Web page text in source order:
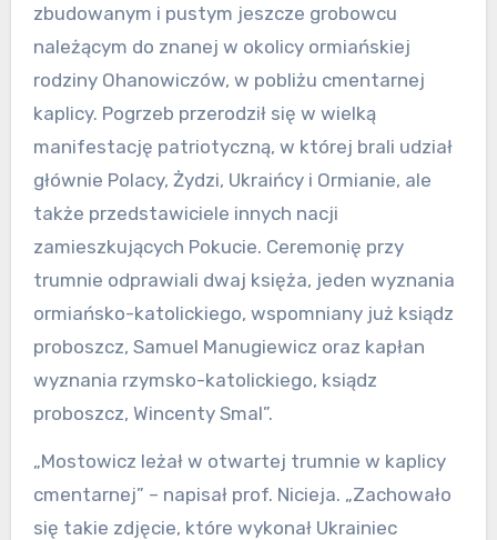
zbudowanym i pustym jeszcze grobowcu
należącym do znanej w okolicy ormiańskiej
rodziny Ohanowiczów, w pobliżu cmentarnej
kaplicy. Pogrzeb przerodził się w wielką
manifestację patriotyczną, w której brali udział
głównie Polacy, Żydzi, Ukraińcy i Ormianie, ale
także przedstawiciele innych nacji
zamieszkujących Pokucie. Ceremonię przy
trumnie odprawiali dwaj księża, jeden wyznania
ormiańsko-katolickiego, wspomniany już ksiądz
proboszcz, Samuel Manugiewicz oraz kapłan
wyznania rzymsko-katolickiego, ksiądz
proboszcz, Wincenty Smal”.
„Mostowicz leżał w otwartej trumnie w kaplicy
cmentarnej” – napisał prof. Nicieja. „Zachowało
się takie zdjęcie, które wykonał Ukrainiec